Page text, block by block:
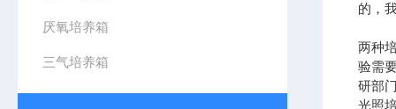
厌氧培养箱
三气培养箱
的，
两种
验需
研部
光照